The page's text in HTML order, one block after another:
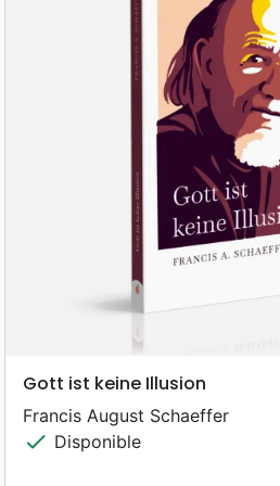
Gott ist keine Illusion
Francis August Schaeffer
check Disponible